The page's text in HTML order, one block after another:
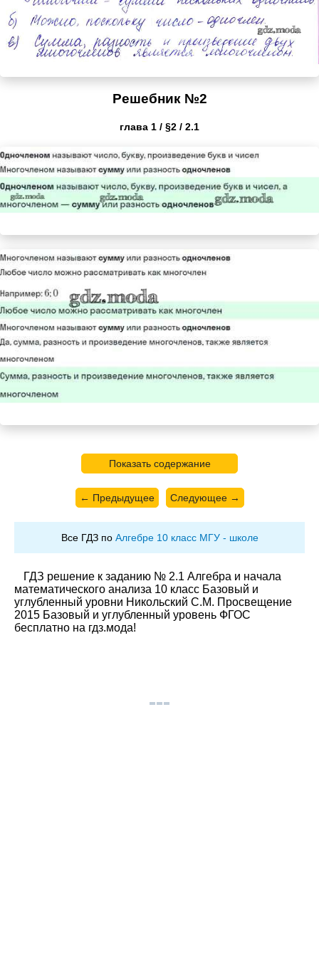
Решебник №2
глава 1 / §2 / 2.1
Показать содержание
← Предыдущее Следующее →
Все ГДЗ по Алгебре 10 класс МГУ - школе
ГДЗ решение к заданию № 2.1 Алгебра и начала
математического анализа 10 класс Базовый и
углубленный уровни Никольский С.М. Просвещение
2015 Базовый и углубленный уровень ФГОС
бесплатно на гдз.мода!